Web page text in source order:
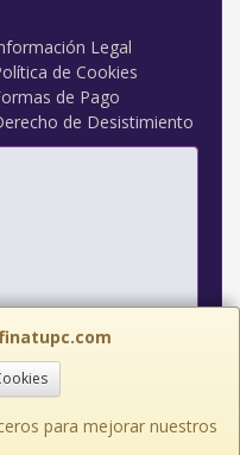
para mejorar nuestros
Legal
de Cookies
de Pago
de Desistimiento
a Viernes